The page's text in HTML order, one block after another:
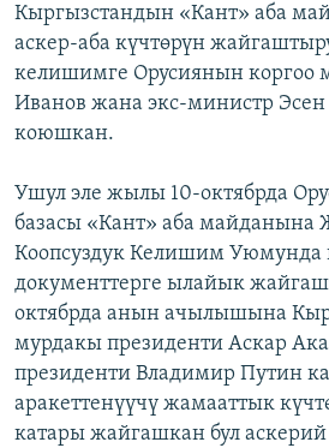
Кыргызстандын «Кант» аба
аскер-аба күчтөрүн
келишимге Орусиянын коргоо
Иванов жана экс-министр Эсен
коюшкан.
Ушул эле жылы 10-октябрда
базасы «Кант» аба майданына
Коопсуздук Келишим Уюмунда
документтерге ылайык
октябрда анын ачылышына
мурдакы президенти Аскар
президенти Владимир Путин
аракеттенүүчү жамааттык
катары жайгашкан бул аскерий